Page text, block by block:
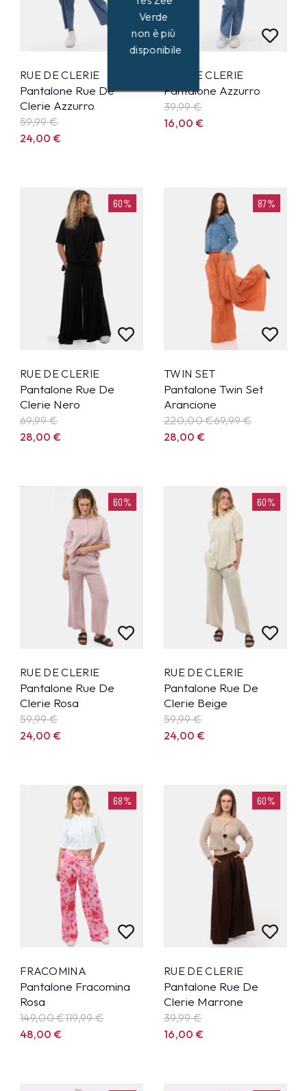
RUE DE CLERIE
Pantalone Rue De
Clerie Azzurro
59,99€
24,00€
RUE DE CLERIE
Pantalone Azzurro
39,99€
16,00€
60%
RUE DE CLERIE
Pantalone Rue De
Clerie Nero
69,99€
28,00€
87%
TWIN SET
Pantalone Twin Set
Arancione
220,00 €69,99€
28,00€
60%
RUE DE CLERIE
Pantalone Rue De
Clerie Rosa
59,99€
24,00€
60%
RUE DE CLERIE
Pantalone Rue De
Clerie Beige
59,99€
24,00€
68%
FRACOMINA
Pantalone Fracomina
Rosa
149,00 €119,99€
48,00€
60%
RUE DE CLERIE
Pantalone Rue De
Clerie Marrone
39,99€
16,00€
Verde
non è più
disponibile